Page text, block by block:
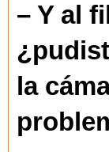
– Y al
la